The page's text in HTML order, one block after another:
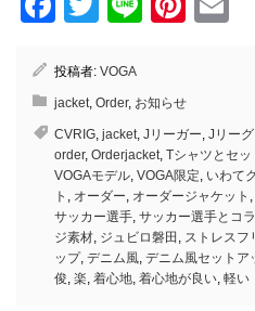
投稿者: VOGA
jacket Order, お知らせ
CVRIG jacket Jリーガー Jリーグ
order, Orderjacket Tシャツとセッ
VOGAモデル VOGA限定 いわて
ト
オーダー オーダージャケット
サッカー選手 サッカー選手とコ
ジ素材 ジュビロ磐田 ストレスフ
ップ, デニム風 デニム風セットア
俊 楽 着心地 着心地が良い 軽い